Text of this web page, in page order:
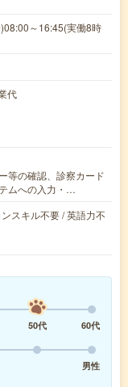
～16:45(実働8時
代
等の確認、診察カード
ムへの入力・…
スキル不要 / 英語力不
50代
60代
男性